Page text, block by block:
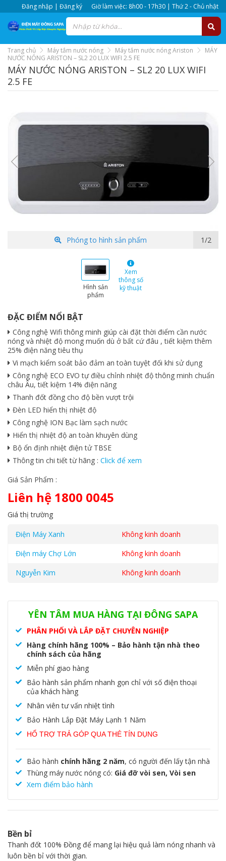
Đăng nhập | Đăng ký Giờ làm việc: 8h00 - 17h30 | Thứ 2 - Chủ nhật
Trang chủ Máy tắm nước nóng Máy tắm nước nóng Ariston
MÁY
NƯỚC NÓNG ARISTON – SL2 20 LUX WIFI 2.5 FE
MÁY NƯỚC NÓNG ARISTON – SL2 20 LUX WIFI
2.5 FE
Phóng to hình sản phẩm 1/2
Hình sản
phẩm
Xem
thông số
kỹ thuật
ĐẶC ĐIỂM NỔI BẬT
Công nghệ Wifi thông minh giúp cài đặt thời điểm cần nước
nóng và nhiệt độ mong muốn dù ở bất cứ đâu , tiết kiệm thêm
25% điện năng tiêu thụ
Vi mạch kiểm soát bảo đảm an toàn tuyệt đối khi sử dụng
Công nghệ ECO EVO tự điều chỉnh nhiệt độ thông minh chuẩn
châu Âu, tiết kiệm 14% điện năng
Thanh đốt đồng cho độ bền vượt trội
Đèn LED hiển thị nhiệt độ
Công nghệ ION Bạc làm sạch nước
Hiển thị nhiệt độ an toàn khuyên dùng
Bộ ổn định nhiệt điện tử TBSE
Thông tin chi tiết từ hãng : Click để xem
Giá Sản Phẩm :
Liên hệ 1800 0045
Giá thị trường
Điện Máy Xanh
Không kinh doanh
Điện máy Chợ Lớn
Không kinh doanh
Nguyễn Kim
Không kinh doanh
Danh mục:Máy tắm nước nóng,Máy tắm nước nóng Ariston
YÊN TÂM MUA HÀNG TẠI ĐÔNG SAPA
PHÂN PHỐI VÀ LẮP ĐẶT CHUYÊN NGHIỆP
Hàng chính hãng 100% – Bảo hành tận nhà theo
chính sách của hãng
Miễn phí giao hàng
Bảo hành sản phẩm nhanh gọn chỉ với số điện thoại
của khách hàng
Nhân viên tư vấn nhiệt tình
Bảo Hành Lắp Đặt Máy Lạnh 1 Năm
HỔ TRỢ TRẢ GÓP QUA THẺ TÍN DỤNG
Bảo hành chính hãng 2 năm, có người đến lấy tận nhà
Thùng máy nước nóng có: Giá đỡ vòi sen, Vòi sen
Xem điểm bảo hành
Bền bỉ
Thanh đốt 100% Đồng để mang lại hiệu quả làm nóng nhanh và
luôn bền bỉ với thời gian.